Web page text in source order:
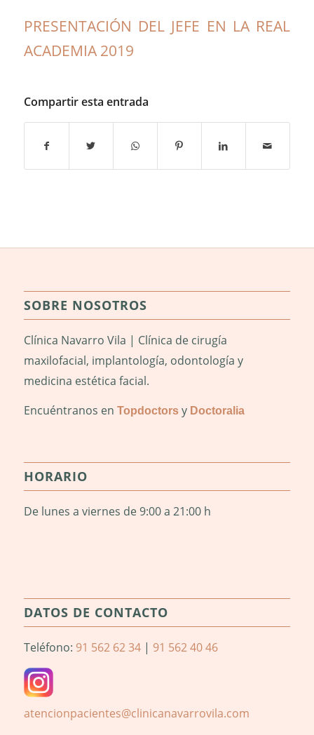
PRESENTACIÓN DEL JEFE EN LA REAL
ACADEMIA 2019
Compartir esta entrada
SOBRE NOSOTROS
Clínica Navarro Vila | Clínica de cirugía
maxilofacial, implantología, odontología y
medicina estética facial.
Encuéntranos en Topdoctorsy Doctoralia
HORARIO
De lunes a viernes de 9:00 a 21:00 h
DATOS DE CONTACTO
Teléfono: 91 562 62 34| 91 562 40 46
atencionpacientes@clinicanavarrovila.com